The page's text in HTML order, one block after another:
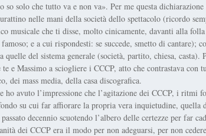
so solo che tutto va e non va». Per me questa
nelle mani della società dello spettacolo (ricordo
musicale che ti disse, molto cinicamente, davanti alla
e a cui rispondesti: se succede, smetto di cantare);
del sistema generale (società, partito, chiesa, casta).
te e Massimo a sciogliere i CCCP, atto che contrastava
dei mass media, della casa discografica.
ho avuto l’impressione che l’agitazione dei CCCP, i ritmi
su cui far affiorare la propria vera inquietudine, quella
decennio scuotendo l’albero delle certezze per far
dei CCCP era il modo per non adeguarsi, per non